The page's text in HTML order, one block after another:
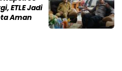
ETLE Jadi
Aman